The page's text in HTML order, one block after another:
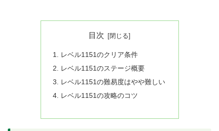
目次
レベル1151のクリア条件
レベル1151のステージ概要
レベル1151の難易度はやや難しい
レベル1151の攻略のコツ